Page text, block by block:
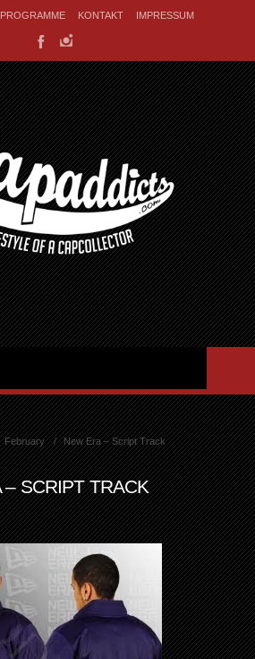
KONTAKT IMPRESSUM
February
New Era – Script Track
– SCRIPT TRACK